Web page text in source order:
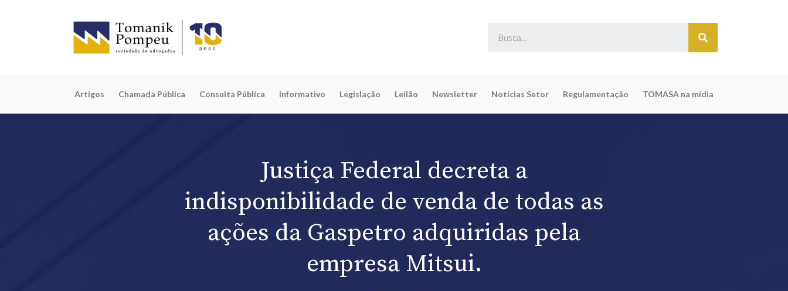
Artigos Chamada Pública Consulta Pública Informativo Legislação Leilão Newsletter Notícias Setor Regulamentação TOMASA na mídia
Justiça Federal decreta a
indisponibilidade de venda de todas as
ações da Gaspetro adquiridas pela
empresa Mitsui.